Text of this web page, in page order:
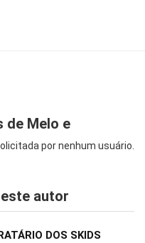
de Melo e
por nenhum usuário.
autor
DOS SKIDS